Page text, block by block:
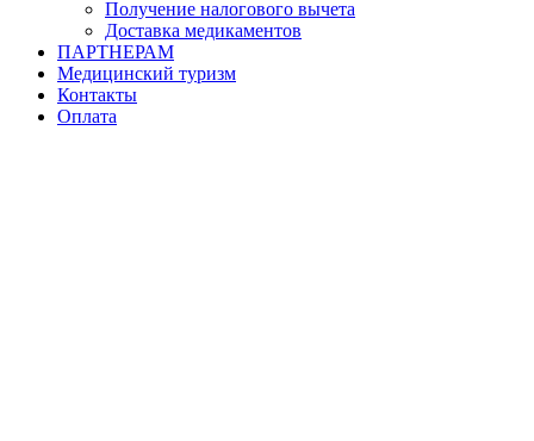
Получение налогового вычета
Доставка медикаментов
ПАРТНЕРАМ
Медицинский туризм
Контакты
Оплата